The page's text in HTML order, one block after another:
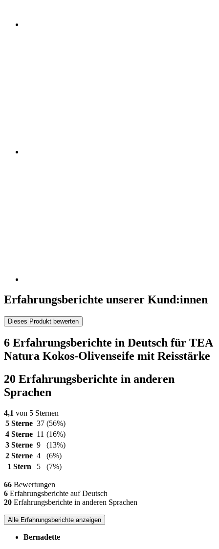
Erfahrungsberichte unserer Kund:innen
Dieses Produkt bewerten
6 Erfahrungsberichte in Deutsch für TEA
Natura Kokos-Olivenseife mit Reisstärke
20 Erfahrungsberichte in anderen
Sprachen
4,1 von 5 Sternen
5 Sterne 37 (56%)
4 Sterne 11 (16%)
3 Sterne 9
(13%)
2 Sterne 4
(6%)
1 Stern
5 (7%)
66 Bewertungen
6 Erfahrungsberichte auf Deutsch
20 Erfahrungsberichte in anderen Sprachen
Alle Erfahrungsberichte anzeigen
Bernadette